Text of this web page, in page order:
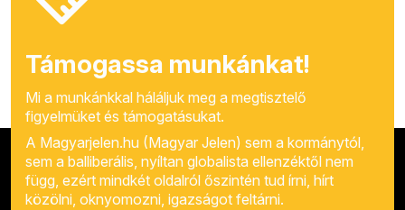
Támogassa munkánkat!
Mi a munkánkkal háláljuk meg a megtisztelő
figyelmüket és támogatásukat.
A Magyarjelen.hu (Magyar Jelen) sem a kormánytól,
sem a balliberális, nyíltan globalista ellenzéktől nem
függ, ezért mindkét oldalról őszintén tud írni, hírt
közölni, oknyomozni, igazságot feltárni.